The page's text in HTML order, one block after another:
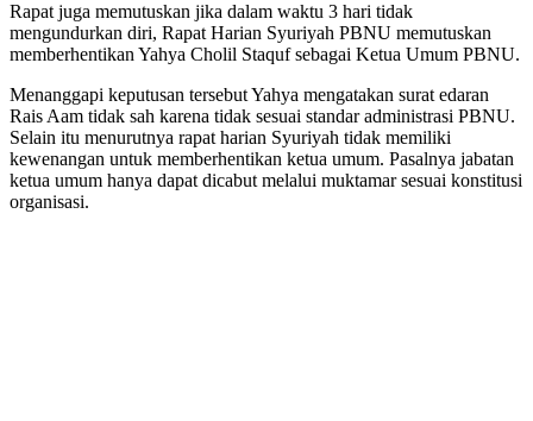
Rapat juga memutuskan jika dalam waktu 3 hari tidak
mengundurkan diri, Rapat Harian Syuriyah PBNU memutuskan
memberhentikan Yahya Cholil Staquf sebagai Ketua Umum PBNU.
Menanggapi keputusan tersebut Yahya mengatakan surat edaran
Rais Aam tidak sah karena tidak sesuai standar administrasi PBNU.
Selain itu menurutnya rapat harian Syuriyah tidak memiliki
kewenangan untuk memberhentikan ketua umum. Pasalnya jabatan
ketua umum hanya dapat dicabut melalui muktamar sesuai konstitusi
organisasi.